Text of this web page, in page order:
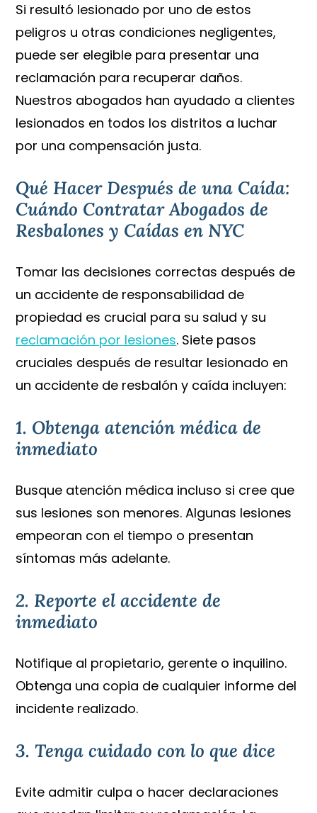
Si resultó lesionado por uno de estos
peligros u otras condiciones negligentes,
puede ser elegible para presentar una
reclamación para recuperar daños.
Nuestros abogados han ayudado a clientes
lesionados en todos los distritos a luchar
por una compensación justa.
Qué Hacer Después de una Caída:
Cuándo Contratar Abogados de
Resbalones y Caídas en NYC
Tomar las decisiones correctas después de
un accidente de responsabilidad de
propiedad es crucial para su salud y su
reclamación por lesiones. Siete pasos
cruciales después de resultar lesionado en
un accidente de resbalón y caída incluyen:
1. Obtenga atención médica de
inmediato
Busque atención médica incluso si cree que
sus lesiones son menores. Algunas lesiones
empeoran con el tiempo o presentan
síntomas más adelante.
2. Reporte el accidente de
inmediato
Notifique al propietario, gerente o inquilino.
Obtenga una copia de cualquier informe del
incidente realizado.
3. Tenga cuidado con lo que dice
Evite admitir culpa o hacer declaraciones